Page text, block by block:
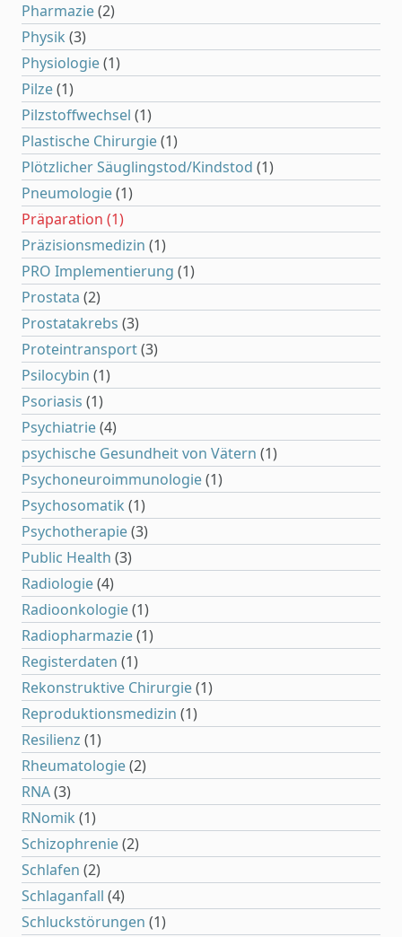
Pharmazie(2)
Physik (3)
Physiologie(1)
Pilze(1)
Pilzstoffwechsel (1)
Plastische Chirurgie(1)
Plötzlicher Säuglingstod/Kindstod (1)
Pneumologie(1)
Präparation (1)
Präzisionsmedizin (1)
PRO Implementierung (1)
Prostata (2)
Prostatakrebs (3)
Proteintransport(3)
Psilocybin (1)
Psoriasis (1)
Psychiatrie(4)
psychische Gesundheit von Vätern (1)
Psychoneuroimmunologie(1)
Psychosomatik (1)
Psychotherapie(3)
Public Health (3)
Radiologie(4)
Radioonkologie(1)
Radiopharmazie(1)
Registerdaten (1)
Rekonstruktive Chirurgie(1)
Reproduktionsmedizin (1)
Resilienz (1)
Rheumatologie(2)
RNA(3)
RNomik (1)
Schizophrenie(2)
Schlafen (2)
Schlaganfall (4)
Schluckstörungen (1)